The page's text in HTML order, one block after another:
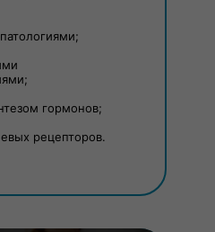
гормонов;
рецепторов.